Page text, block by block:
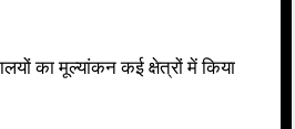
का मूल्यांकन कई क्षेत्रों में किया